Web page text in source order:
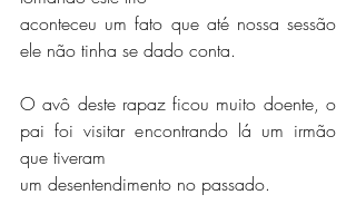
aconteceu um fato que até nossa sessão
ele não tinha se dado conta.
O avô deste rapaz ficou muito doente, o
pai foi visitar encontrando lá um irmão
que tiveram
um desentendimento no passado.